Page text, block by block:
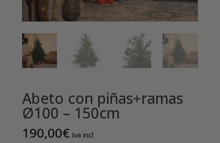
Abeto con piñas+ramas
Ø100 – 150cm
190,00€ Iva incl